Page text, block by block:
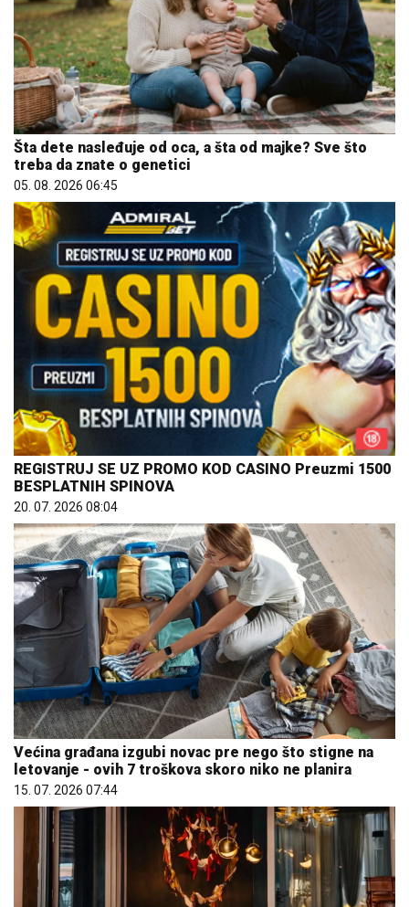
Šta dete nasleđuje od oca, a šta od majke? Sve što
treba da znate o genetici
05. 08. 2026 06:45
REGISTRUJ SE UZ PROMO KOD CASINO Preuzmi 1500
BESPLATNIH SPINOVA
20. 07. 2026 08:04
Većina građana izgubi novac pre nego što stigne na
letovanje - ovih 7 troškova skoro niko ne planira
15. 07. 2026 07:44